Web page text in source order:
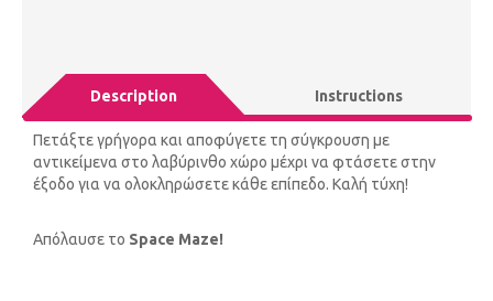
Description Instructions
Πετάξτε γρήγορα και αποφύγετε τη σύγκρουση με
αντικείμενα στο λαβύρινθο χώρο μέχρι να φτάσετε στην
έξοδο για να ολοκληρώσετε κάθε επίπεδο. Καλή τύχη!
Απόλαυσε το Space Maze!